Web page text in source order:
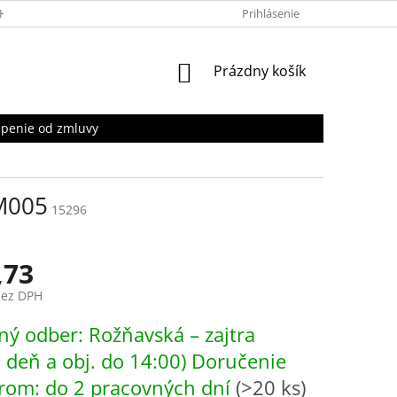
OSOBNÝCH ÚDAJOV Prihlásenie
NÁKUPNÝ
Prázdny košík
od zmluvy
15296
DPH
odber: Rožňavská – zajtra
deň a obj. do 14:00) Doručenie
do 2 pracovných dní (>20 ks)